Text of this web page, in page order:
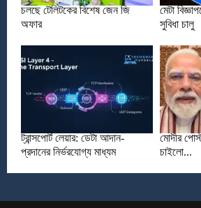
চলছে টেলিটকের বিশেষ জেন জি
অফার
মেটা
সুবিধা চালু
ট্রান্সপোর্ট লেয়ার: ডেটা আদান-
প্রদানের নির্ভরযোগ্য মাধ্যম
মোদীর
চাইলো...